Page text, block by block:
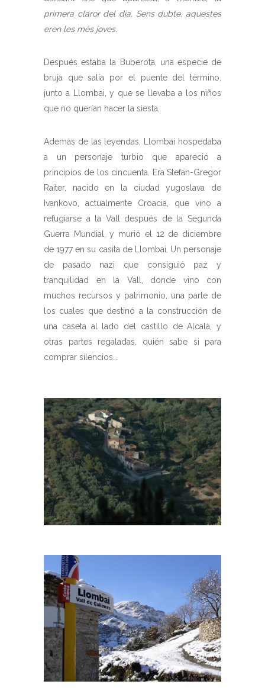
primera claror del dia. Sens dubte, aquestes
eren les més joves.
Después estaba la Buberota, una especie de
bruja que salía por el puente del término,
junto a Llombai, y que se llevaba a los niños
que no querían hacer la siesta.
Además de las leyendas, Llombai hospedaba
a un personaje turbio que apareció a
principios de los cincuenta. Era Stefan-Gregor
Raiter, nacido en la ciudad yugoslava de
Ivankovo, actualmente Croacia, que vino a
refugiarse a la Vall después de la Segunda
Guerra Mundial, y murió el 12 de diciembre
de 1977 en su casita de Llombai. Un personaje
de pasado nazi que consiguió paz y
tranquilidad en la Vall, donde vino con
muchos recursos y patrimonio, una parte de
los cuales que destinó a la construcción de
una caseta al lado del castillo de Alcalà, y
otras partes regaladas, quién sabe si para
comprar silencios…